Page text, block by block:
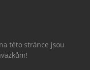
této stránce jsou